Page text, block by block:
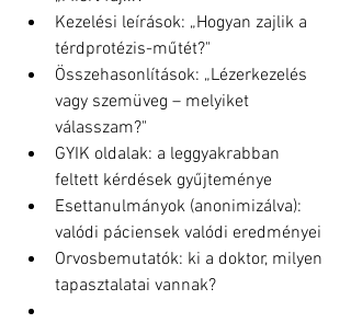
Kezelési leírások: „Hogyan zajlik a
térdprotézis-műtét?"
Összehasonlítások: „Lézerkezelés
vagy szemüveg – melyiket
válasszam?"
GYIK oldalak: a leggyakrabban
feltett kérdések gyűjteménye
Esettanulmányok (anonimizálva):
valódi páciensek valódi eredményei
Orvosbemutatók: ki a doktor, milyen
tapasztalatai vannak?